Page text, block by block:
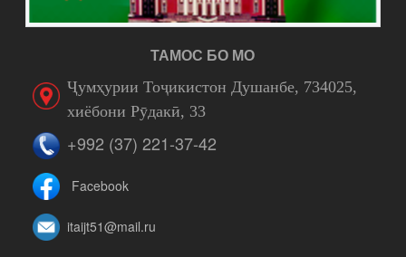
ТАМОС БО МО
Ҷумҳурии Тоҷикистон Душанбе, 734025,
хиёбони Рӯдакӣ, 33
+992 (37) 221-37-42
Facebook
itaijt51@mail.ru